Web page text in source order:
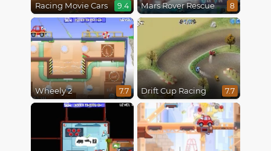
Racing Movie Cars 9.4 Mars Rover Rescue 8
Wheely 2 7.7 Drift Cup Racing 7.7